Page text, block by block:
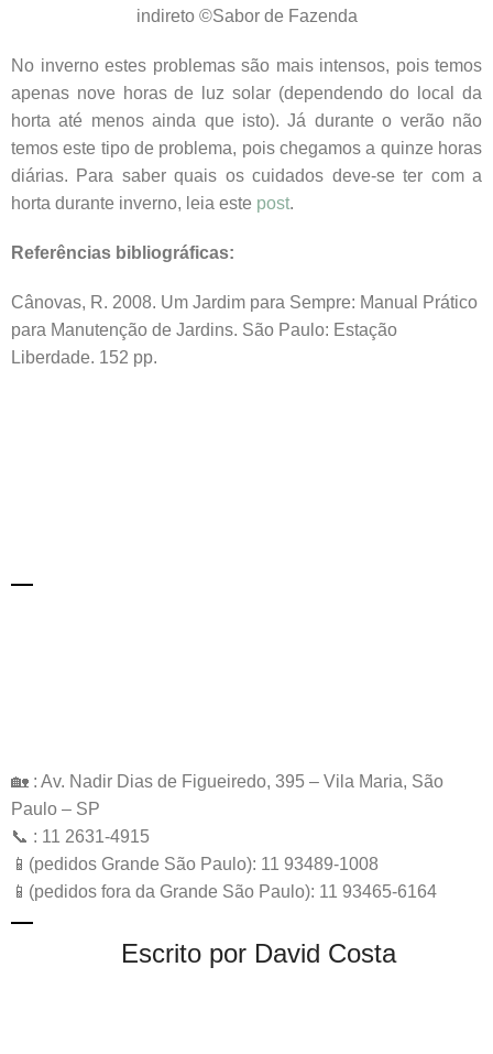
indireto ©Sabor de Fazenda
No inverno estes problemas são mais intensos, pois temos
apenas nove horas de luz solar (dependendo do local da
horta até menos ainda que isto). Já durante o verão não
temos este tipo de problema, pois chegamos a quinze horas
diárias. Para saber quais os cuidados deve-se ter com a
horta durante inverno, leia este post.
Referências bibliográficas:
Cânovas, R. 2008. Um Jardim para Sempre: Manual Prático
para Manutenção de Jardins. São Paulo: Estação
Liberdade. 152 pp.
🏡 : Av. Nadir Dias de Figueiredo, 395 – Vila Maria, São
Paulo – SP
📞 : 11 2631-4915
📱(pedidos Grande São Paulo): 11 93489-1008
📱(pedidos fora da Grande São Paulo): 11 93465-6164
Escrito por David Costa